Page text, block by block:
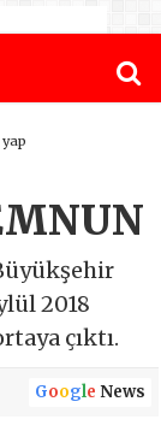
2018
çıktı.
Google News